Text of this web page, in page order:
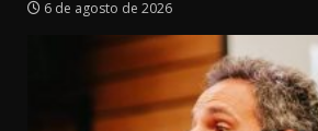
6 de agosto de 2026